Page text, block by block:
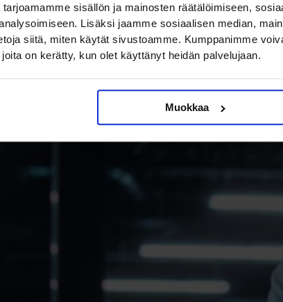
sisällön ja mainosten räätälöimiseen,
Lisäksi jaamme sosiaalisen median,
siitä, miten käytät sivustoamme. Kumppanimme
on kerätty, kun olet käyttänyt heidän palvelujaan.
Muokkaa
Miksi
IT:n
Tieto on
selkäranka,
hallintaa